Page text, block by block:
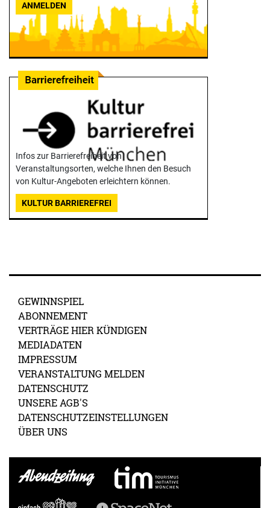
ANMELDEN
Infos zur Barrierefreiheit von
Veranstaltungsorten, welche Ihnen den Besuch
von Kultur-Angeboten erleichtern können.
KULTUR BARRIEREFREI
GEWINNSPIEL
ABONNEMENT
VERTRÄGE HIER KÜNDIGEN
MEDIADATEN
IMPRESSUM
VERANSTALTUNG MELDEN
DATENSCHUTZ
UNSERE AGB'S
DATENSCHUTZEINSTELLUNGEN
ÜBER UNS